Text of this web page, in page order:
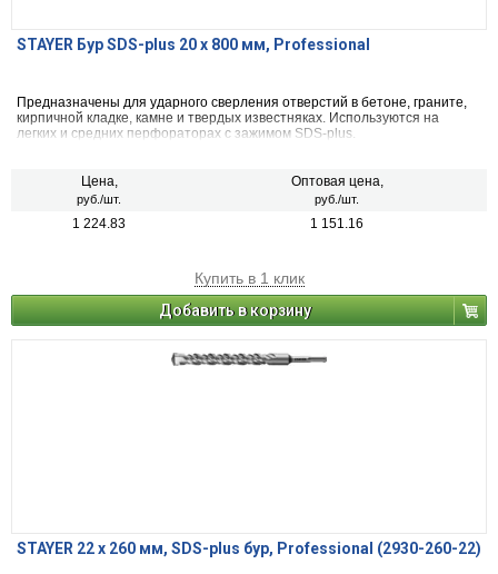
STAYER Бур SDS-plus 20 x 800 мм, Professional
Предназначены для ударного сверления отверстий в бетоне, граните,
кирпичной кладке, камне и твердых известняках. Используются на
легких и средних перфораторах с зажимом SDS-plus.
Цена,
руб./шт.
Оптовая цена,
руб./шт.
1 224.83 1 151.16
Купить в 1 клик
Добавить в корзину
STAYER 22 x 260 мм, SDS-plus бур, Professional (2930-260-22)